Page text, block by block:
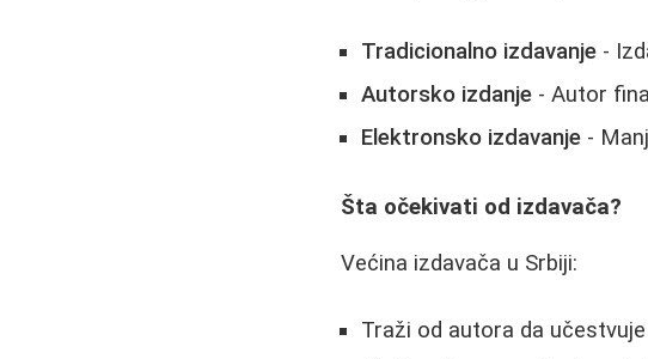
Tradicionalno izdavanje -
Autorsko izdanje - Autor
Elektronsko izdavanje -
Šta očekivati od izdavača?
Većina izdavača u Srbiji:
Traži od autora da